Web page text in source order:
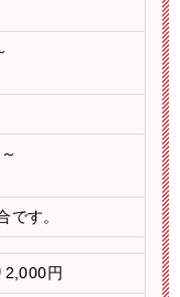
です。
2,000円